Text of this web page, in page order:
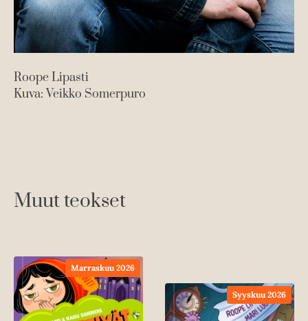
Roope Lipasti
Kuva: Veikko Somerpuro
Muut teokset
Marraskuu 2026
Syyskuu 2026